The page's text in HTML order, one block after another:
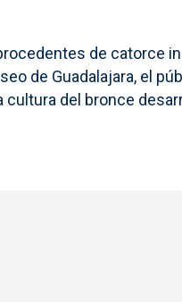
de catorce
de Guadalajara, el
del bronce